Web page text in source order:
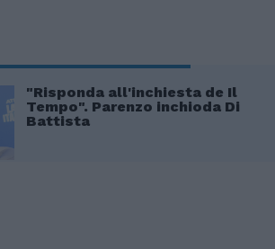
"Risponda all'inchiesta de Il
Tempo". Parenzo inchioda Di
Battista